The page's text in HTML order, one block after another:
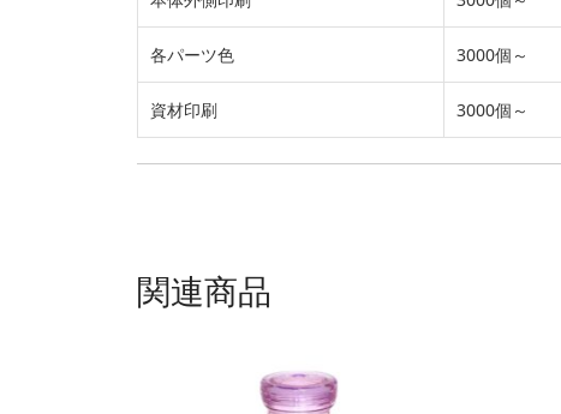
各パーツ色 3000個～
資材印刷 3000個～
関連商品